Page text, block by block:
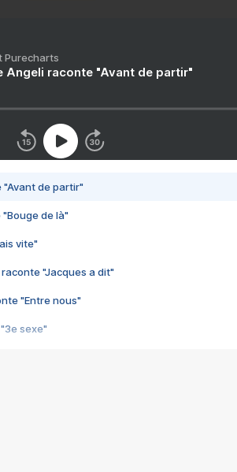
Purecharts
Angeli raconte "Avant de partir"
"Avant de partir"
"Bouge de là"
vite"
"Jacques a dit"
"Entre nous"
sexe"